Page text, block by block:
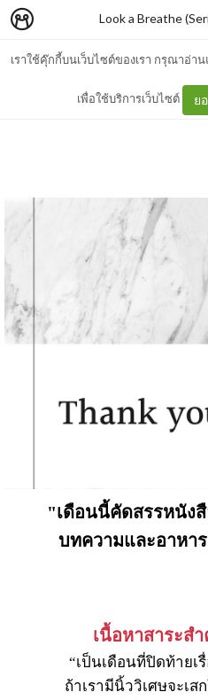
เราใช้คุ๊กกี้บนเว็บไซต์ของเรา กรุณาอ่า
เพื่อใช้บริการเว็บไซต์ ย
Look a Breathe
"เดือนนี้คัดสรรหนัง
บทความและอาหา
เนื้อหาสาระส
“เป็นเดือนที่ปิดท้ายเ
ถ้าเรามีนิ้ววิเศษจะเ